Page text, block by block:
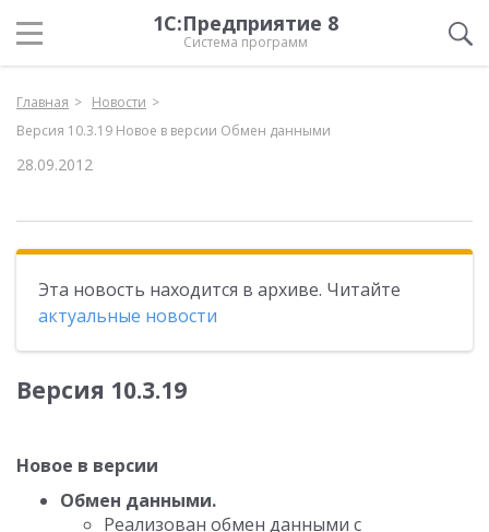
1С:Предприятие 8
Система программ
Главная
Новости
Версия 10.3.19 Новое в версии Обмен данными
28.09.2012
Эта новость находится в архиве. Читайте
актуальные новости
Версия 10.3.19
Новое в версии
Обмен данными.
Реализован обмен данными с